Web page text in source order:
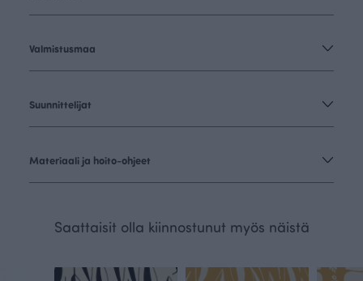
Valmistusmaa
Suunnittelijat
Materiaali ja hoito-ohjeet
Saattaisit olla kiinnostunut myös näistä